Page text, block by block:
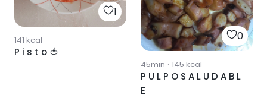
1
141 kcal
P i s t o 🍅
0
45min · 145 kcal
P U L P O S A L U D A B L
E